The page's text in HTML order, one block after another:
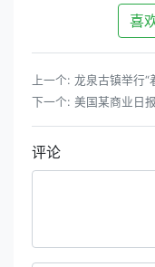
喜
上一个: 龙泉古镇举行“
下一个: 美国某商业日
评论